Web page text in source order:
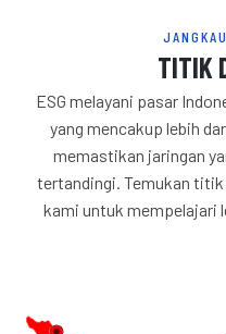
TITIK
ESG melayani pasar
yang mencakup lebih
memastikan jaringan
tertandingi. Temukan
kami untuk mempelajari